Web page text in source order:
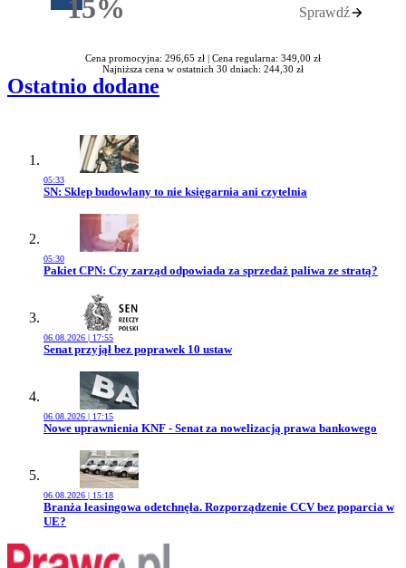
15%Rabatu Sprawdź
Cena promocyjna: 296,65 zł | Cena regularna: 349,00 zł
Najniższa cena w ostatnich 30 dniach: 244,30 zł
Ostatnio dodane
05:33
Przejdź do artykułu:
SN: Sklep budowlany to nie księgarnia ani czytelnia
05:30
Przejdź do artykułu:
Pakiet CPN: Czy zarząd odpowiada za sprzedaż paliwa ze stratą?
06.08.2026 | 17:55
Przejdź do artykułu:
Senat przyjął bez poprawek 10 ustaw
06.08.2026 | 17:15
Przejdź do artykułu:
Nowe uprawnienia KNF - Senat za nowelizacją prawa bankowego
06.08.2026 | 15:18
Przejdź do artykułu:
Branża leasingowa odetchnęła. Rozporządzenie CCV bez poparcia w
UE?